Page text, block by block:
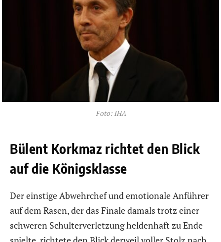
Foto: IHA
Bülent Korkmaz richtet den Blick
auf die Königsklasse
Der einstige Abwehrchef und emotionale Anführer
auf dem Rasen, der das Finale damals trotz einer
schweren Schulterverletzung heldenhaft zu Ende